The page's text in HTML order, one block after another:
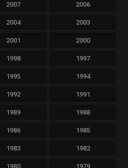
2007 2006
2004 2003
2001 2000
1998 1997
1995 1994
1992 1991
1989 1988
1986 1985
1983 1982
1980 1979